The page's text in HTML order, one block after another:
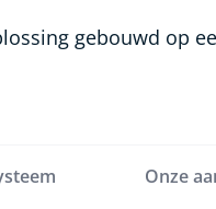
gebouwd op
Onze